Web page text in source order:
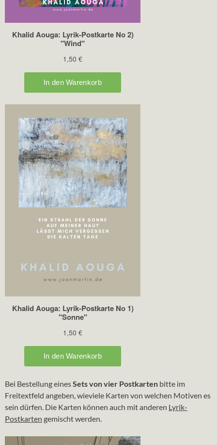
Bei Bestellung einesSets von vier Postkarten bitte im
Freitextfeld angeben, wieviele Karten von welchen Motiven es
sein dürfen. Die Karten können auch mit anderen Lyrik-
Postkarten gemischt werden.